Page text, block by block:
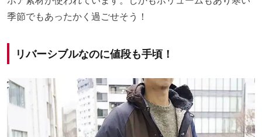
季節でもあったかく過ごせそう！
リバーシブルなのに値段も手頃！